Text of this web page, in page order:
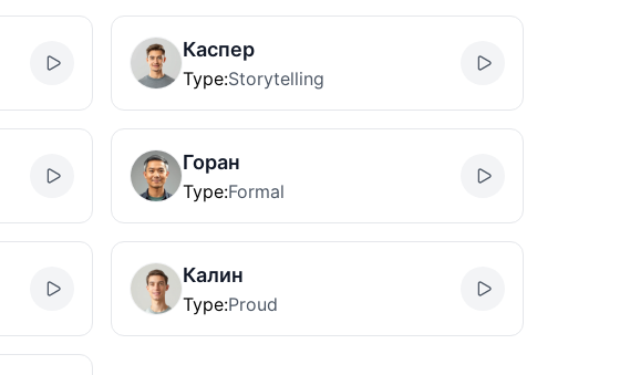
Каспер
Type:Storytelling
Горан
Type:Formal
Калин
Type:Proud